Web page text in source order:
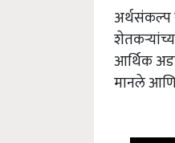
अर्थसंकल्प
आर्थिक
मानले आणि